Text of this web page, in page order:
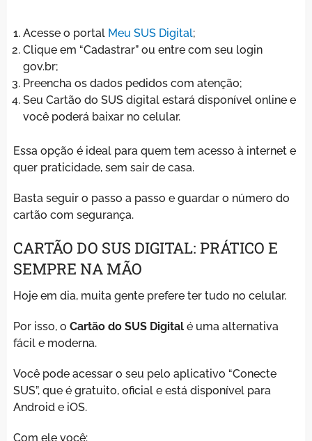
Acesse o portal Meu SUS Digital;
Clique em “Cadastrar” ou entre com seu login
gov.br;
Preencha os dados pedidos com atenção;
Seu Cartão do SUS digital estará disponível online e
você poderá baixar no celular.
Essa opção é ideal para quem tem acesso à internet e
quer praticidade, sem sair de casa.
Basta seguir o passo a passo e guardar o número do
cartão com segurança.
CARTÃO DO SUS DIGITAL: PRÁTICO E
SEMPRE NA MÃO
Hoje em dia, muita gente prefere ter tudo no celular.
Por isso, o Cartão do SUS Digitalé uma alternativa
fácil e moderna.
Você pode acessar o seu pelo aplicativo “Conecte
SUS”, que é gratuito, oficial e está disponível para
Android e iOS.
Com ele você: